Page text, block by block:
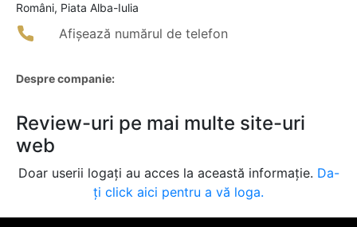
Români, Piata Alba-Iulia
Afișează numărul de telefon
Despre companie:
Review-uri pe mai multe site-uri
web
Doar userii logați au acces la această informație. Da-
ți click aici pentru a vă loga.